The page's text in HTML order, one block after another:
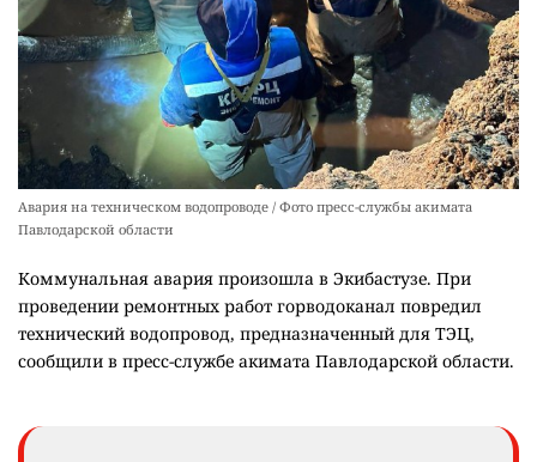
Авария на техническом водопроводе / Фото пресс-службы акимата
Павлодарской области
Коммунальная авария произошла в Экибастузе. При
проведении ремонтных работ горводоканал повредил
технический водопровод, предназначенный для ТЭЦ,
сообщили в пресс-службе акимата Павлодарской области.